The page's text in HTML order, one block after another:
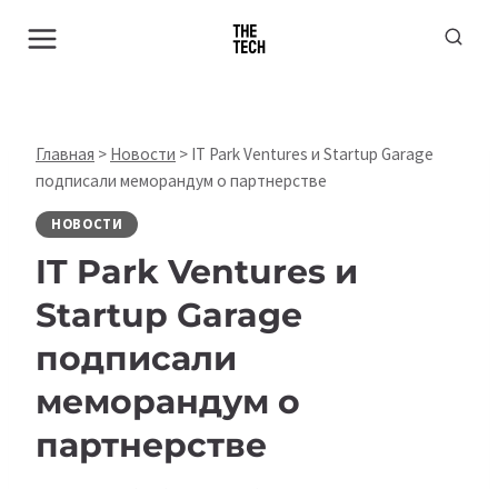
Главная > Новости > IT Park Ventures и Startup Garage
подписали меморандум о партнерстве
НОВОСТИ
IT Park Ventures и
Startup Garage
подписали
меморандум о
партнерстве